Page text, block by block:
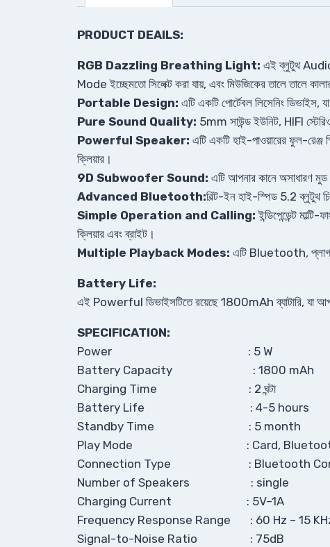
PRODUCT DEAILS:
RGB Dazzling Breathing Light: এই ব্লুটুথ Audio-
Mode ইচ্ছেমতো সিলেক্ট করা যায়, এবং মিউজিকের তালে তালে
Portable Design: এটি একটি পোর্টেবল লিসেনিং
Pure Sound Quality: 5mm সাউন্ড ইউনিট, HIFI স্টেরিও
Powerful Speaker: এটি একটি হাই-পাওয়ারের ফুল-
ক্লিয়ার।
9D Subwoofer Sound: এটি আপনার কানে অসাধারণ
Advanced Bluetooth:বিল্ট-ইন হাই-স্পিড 5.2 ব্লুটুথ
Simple Operation and Calling:ইন্ডিপেন্ডেন্ট
ক্লিয়ার এবং ব্রাইট।
Multiple Playback Modes: এটি Bluetooth, প্লাগ-
Battery Life:
এই Powerful ডিভাইসটিতে রয়েছে 1800mAh ব্যাটারি, যা
SPECIFICATION:
Power : 5 W
Battery Capacity : 1800 mAh
Charging Time : 2 ঘন্টা
Battery Life : 4-5 hours
Standby Time : 5 month
Play Mode : Card, Bluetooth,
Connection Type : Bluetooth
Number of Speakers : single
Charging Current : 5V–1A
Frequency Response Range : 60 Hz – 15
Signal-to-Noise Ratio : 75dB